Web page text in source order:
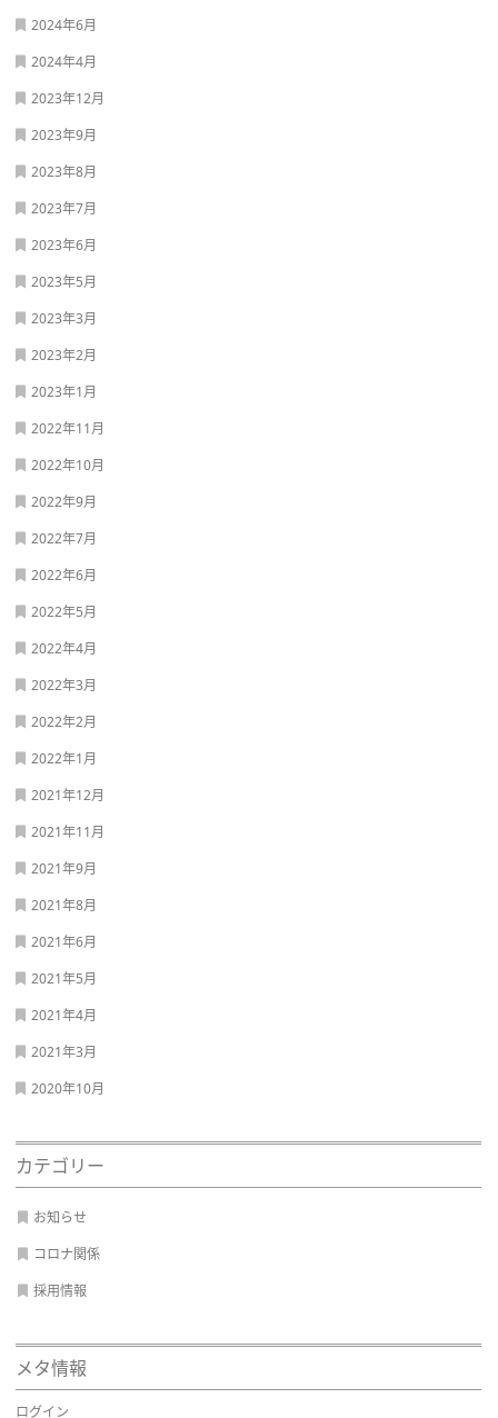
2024年6月
2024年4月
2023年12月
2023年9月
2023年8月
2023年7月
2023年6月
2023年5月
2023年3月
2023年2月
2023年1月
2022年11月
2022年10月
2022年9月
2022年7月
2022年6月
2022年5月
2022年4月
2022年3月
2022年2月
2022年1月
2021年12月
2021年11月
2021年9月
2021年8月
2021年6月
2021年5月
2021年4月
2021年3月
2020年10月
カテゴリー
お知らせ
コロナ関係
採用情報
メタ情報
ログイン